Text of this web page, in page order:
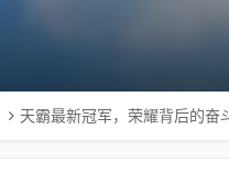
天霸最新冠军，荣耀背后的奋